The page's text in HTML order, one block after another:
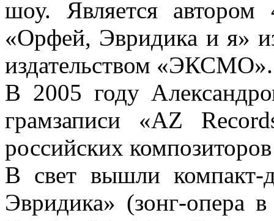
шоу. Является
«Орфей, Эвридика и я»
издательством «ЭКСМО».
В 2005 году
грамзаписи «AZ
российских
В свет вышли
Эвридика» (зонг-опера